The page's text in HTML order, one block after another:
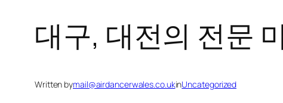
대구, 대전의 전문
Written bymail@airdancerwales.co.ukinUncategorized